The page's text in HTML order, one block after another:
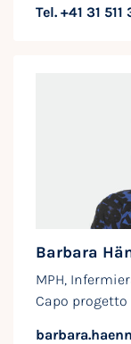
Tel. +41 31 511
Barbara
MPH,
Capo